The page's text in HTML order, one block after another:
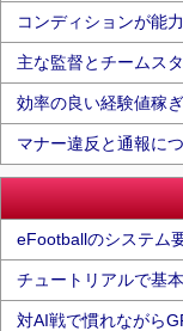
コンディションが能
主な監督とチームス
効率の良い経験値稼
マナー違反と通報に
eFootballのシステム
チュートリアルで基
対AI戦で慣れながら